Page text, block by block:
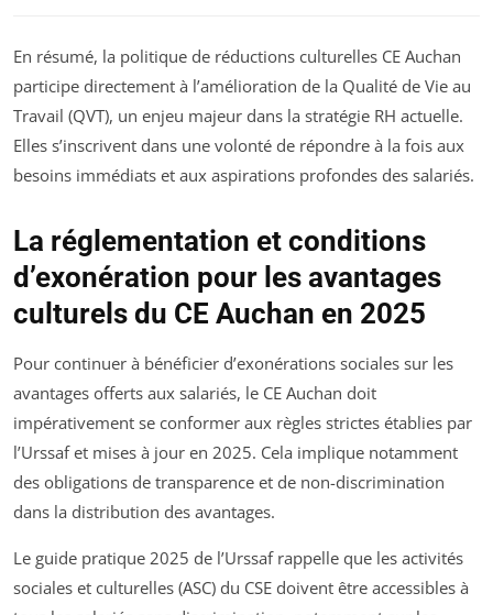
En résumé, la politique de réductions culturelles CE Auchan
participe directement à l’amélioration de la Qualité de Vie au
Travail (QVT), un enjeu majeur dans la stratégie RH actuelle.
Elles s’inscrivent dans une volonté de répondre à la fois aux
besoins immédiats et aux aspirations profondes des salariés.
La réglementation et conditions
d’exonération pour les avantages
culturels du CE Auchan en 2025
Pour continuer à bénéficier d’exonérations sociales sur les
avantages offerts aux salariés, le CE Auchan doit
impérativement se conformer aux règles strictes établies par
l’Urssaf et mises à jour en 2025. Cela implique notamment
des obligations de transparence et de non-discrimination
dans la distribution des avantages.
Le guide pratique 2025 de l’Urssaf rappelle que les activités
sociales et culturelles (ASC) du CSE doivent être accessibles à